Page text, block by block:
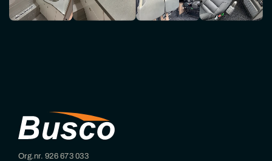
Org.nr. 926 673 033